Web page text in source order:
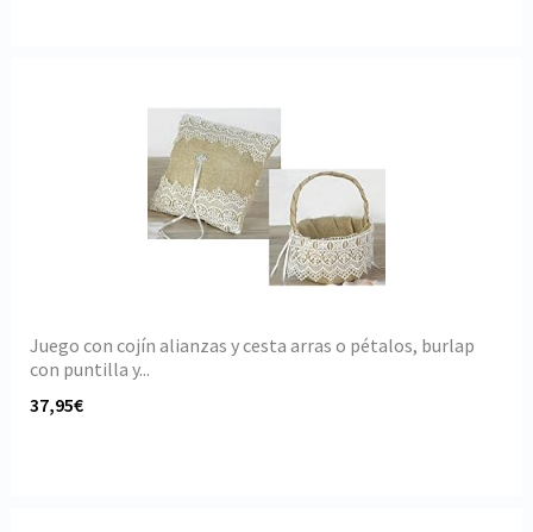
Juego con cojín alianzas y cesta arras o pétalos, burlap
con puntilla y...
37,95€